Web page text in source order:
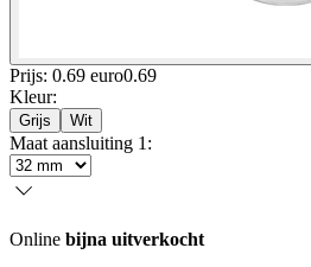
Prijs: 0.69 euro0.69
Kleur:
Grijs Wit
Maat aansluiting 1 :
Online bijna uitverkocht